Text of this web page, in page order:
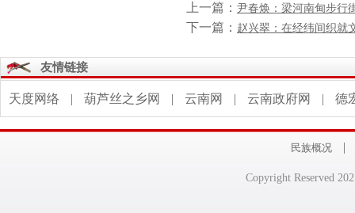
上一篇： 尹春焕：梁河南甸步行
下一篇： 赵兴翠：在经纬间织就
友情链接
天度网络 | 葫芦丝之乡网 | 云南网 | 云南政府网 | 德
民族概况 |
Copyright Reserved